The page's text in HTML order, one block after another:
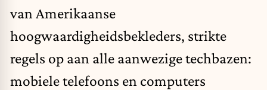
van Amerikaanse
hoogwaardigheidsbekleders, strikte
regels op aan alle aanwezige techbazen:
mobiele telefoons en computers